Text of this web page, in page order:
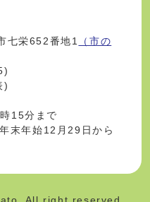
七栄652番地1
（市の
)
15分まで
末年始12月29日から